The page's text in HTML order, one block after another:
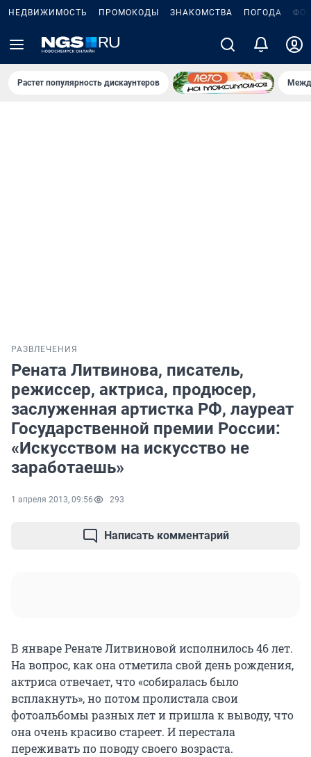
НЕДВИЖИМОСТЬ ПРОМОКОДЫ ЗНАКОМСТВА ПОГОДА
Растет популярность дискаунтеров
РАЗВЛЕЧЕНИЯ
Рената Литвинова, писатель,
режиссер, актриса, продюсер,
заслуженная артистка РФ, лауреат
Государственной премии России:
«Искусством на искусство не
заработаешь»
1 апреля 2013, 09:56 293
Написать комментарий
В январе Ренате Литвиновой исполнилось 46 лет.
На вопрос, как она отметила свой день рождения,
актриса отвечает, что «собиралась было
всплакнуть», но потом пролистала свои
фотоальбомы разных лет и пришла к выводу, что
она очень красиво стареет. И перестала
переживать по поводу своего возраста.